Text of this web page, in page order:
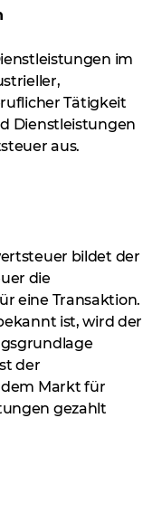
im
Tätigkeit
Dienstleistungen
aus.
bildet der
die
eine Transaktion.
ist, wird der
der
Markt für
gezahlt